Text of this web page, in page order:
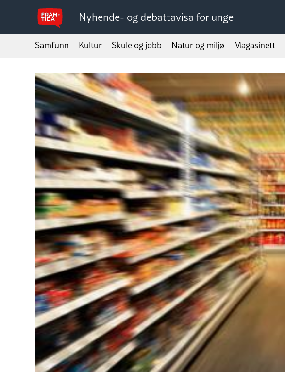
Nyhende- og debattavisa for unge
Samfunn Kultur Skule og jobb Natur og miljø Magasinett